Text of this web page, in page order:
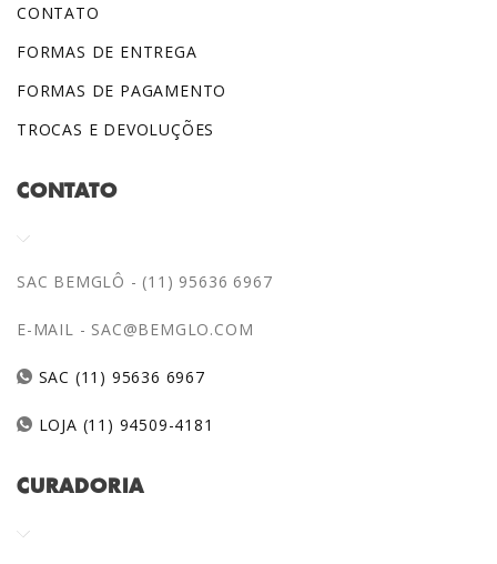
CONTATO
FORMAS DE ENTREGA
FORMAS DE PAGAMENTO
TROCAS E DEVOLUÇÕES
CONTATO
SAC BEMGLÔ - (11) 95636 6967
E-MAIL - SAC@BEMGLO.COM
SAC (11) 95636 6967
LOJA (11) 94509-4181
CURADORIA